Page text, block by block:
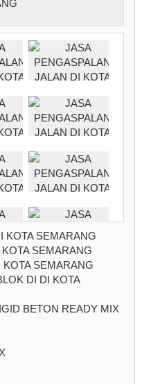
KOTA SEMARANG
SEMARANG
SEMARANG
DI DI KOTA
BETON READY MIX